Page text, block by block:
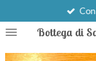
al
contenutoBottega di